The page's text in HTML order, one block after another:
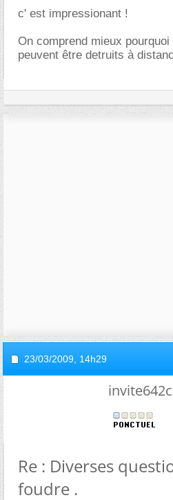
c' est impressionant !
On comprend mieux
peuvent être detruits à
23/03/2009, 14h29
Re : Diverses
foudre .